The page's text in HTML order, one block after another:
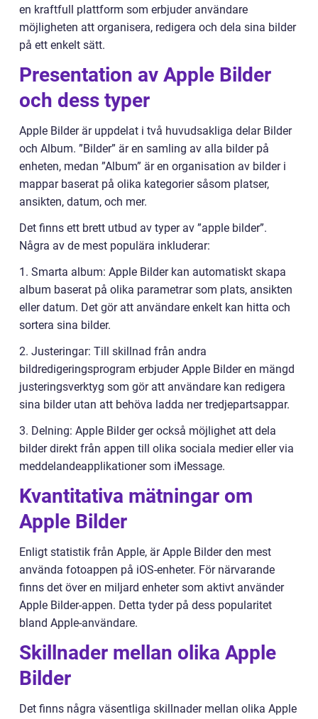
en kraftfull plattform som erbjuder användare
möjligheten att organisera, redigera och dela sina bilder
på ett enkelt sätt.
Presentation av Apple Bilder
och dess typer
Apple Bilder är uppdelat i två huvudsakliga delar Bilder
och Album. ”Bilder” är en samling av alla bilder på
enheten, medan ”Album” är en organisation av bilder i
mappar baserat på olika kategorier såsom platser,
ansikten, datum, och mer.
Det finns ett brett utbud av typer av ”apple bilder”.
Några av de mest populära inkluderar:
1. Smarta album: Apple Bilder kan automatiskt skapa
album baserat på olika parametrar som plats, ansikten
eller datum. Det gör att användare enkelt kan hitta och
sortera sina bilder.
2. Justeringar: Till skillnad från andra
bildredigeringsprogram erbjuder Apple Bilder en mängd
justeringsverktyg som gör att användare kan redigera
sina bilder utan att behöva ladda ner tredjepartsappar.
3. Delning: Apple Bilder ger också möjlighet att dela
bilder direkt från appen till olika sociala medier eller via
meddelandeapplikationer som iMessage.
Kvantitativa mätningar om
Apple Bilder
Enligt statistik från Apple, är Apple Bilder den mest
använda fotoappen på iOS-enheter. För närvarande
finns det över en miljard enheter som aktivt använder
Apple Bilder-appen. Detta tyder på dess popularitet
bland Apple-användare.
Skillnader mellan olika Apple
Bilder
Det finns några väsentliga skillnader mellan olika Apple